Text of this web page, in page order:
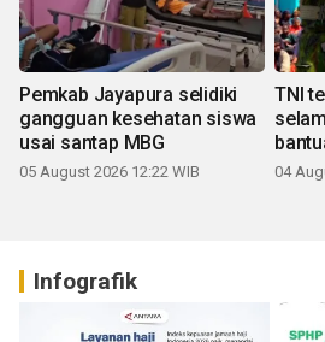
Pemkab Jayapura selidiki
gangguan kesehatan siswa
usai santap MBG
05 August 2026 12:22 WIB
TNI
04
Infografik